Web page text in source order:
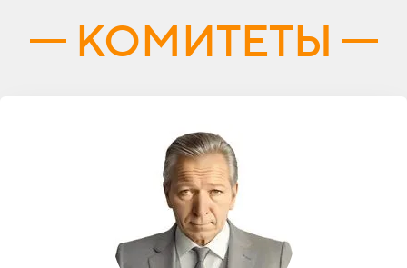
КОМИТЕТЫ